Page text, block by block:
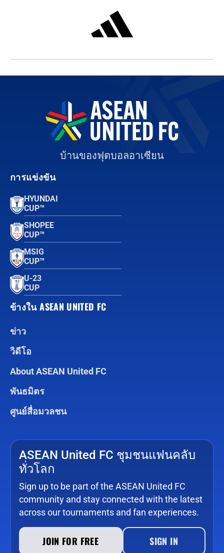
บ้านของฟุตบอลอาเซียน
การแข่งขัน
HYUNDAI
CUP™
SHOPEE
CUP™
MSIG
CUP™
U-23
CUP
ข้างใน ASEAN UNITED FC
ข่าว
วิดีโอ
About ASEAN United FC
พันธมิตร
ศูนย์สื่อมวลชน
ASEAN United FC ชุมชนแฟนคลับ
ทั่วโลก
Sign up to be part of the ASEAN United FC
community and stay connected with the latest
across our tournaments and fan experiences.
JOIN FOR FREE SIGN IN